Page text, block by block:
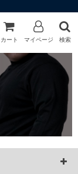
カート マイページ 検索